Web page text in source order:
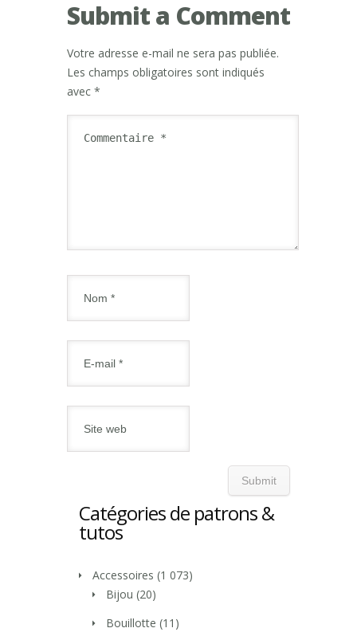
Submit a Comment
Votre adresse e-mail ne sera pas publiée.
Les champs obligatoires sont indiqués
avec *
Catégories de patrons &
tutos
Accessoires (1 073)
Bijou (20)
Bouillotte (11)